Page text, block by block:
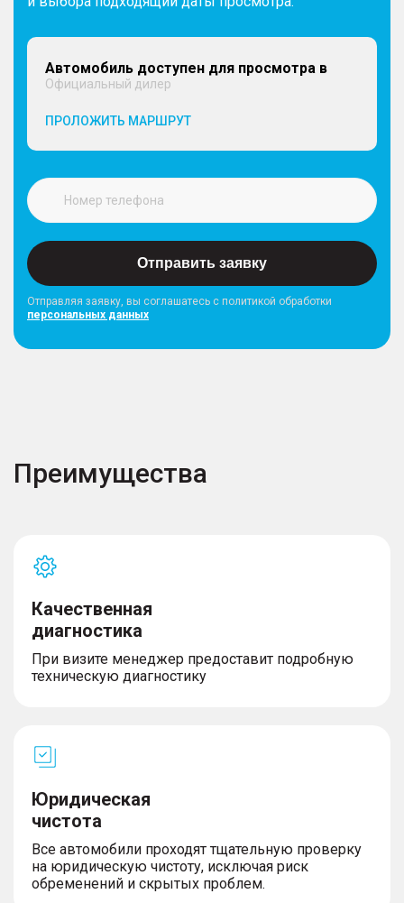
Автомобиль доступен для просмотра в
Официальный дилер
ПРОЛОЖИТЬ МАРШРУТ
Отправить заявку
Отправляя заявку, вы соглашатесь с политикой обработки
персональных данных
Преимущества
Качественная
диагностика
При визите менеджер предоставит подробную
техническую диагностику
Юридическая
чистота
Все автомобили проходят тщательную проверку
на юридическую чистоту, исключая риск
обременений и скрытых проблем.